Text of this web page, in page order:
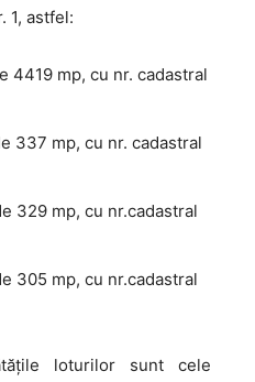
1, astfel:
4419 mp, cu nr. cadastral
337 mp, cu nr. cadastral
329 mp, cu nr.cadastral
305 mp, cu nr.cadastral
loturilor sunt cele